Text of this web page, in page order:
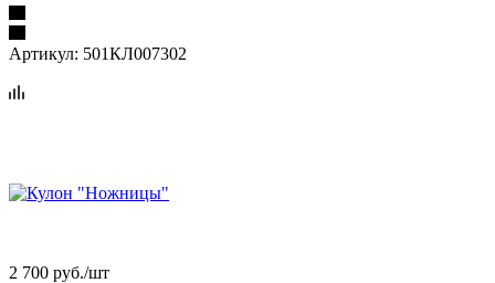
Артикул: 501КЛ007302
2 700 руб./шт